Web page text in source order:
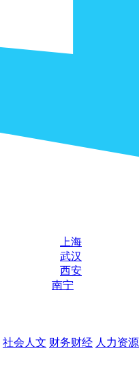
上海
武汉
西安
南宁
社会人文 财务财经 人力资源